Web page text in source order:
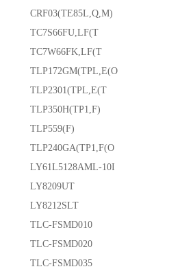
CRF03(TE85L,Q,M)
TC7S66FU,LF(T
TC7W66FK,LF(T
TLP172GM(TPL,E(O
TLP2301(TPL,E(T
TLP350H(TP1,F)
TLP559(F)
TLP240GA(TP1,F(O
LY61L5128AML-10I
LY8209UT
LY8212SLT
TLC-FSMD010
TLC-FSMD020
TLC-FSMD035